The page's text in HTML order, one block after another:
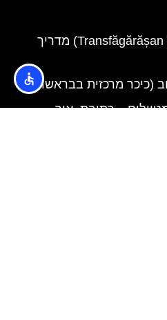
דרך טרנספגרשן (Transfăgărășan Road) מדריך
(כיכר מרכזית בבראשוב)
– כתובת, איך